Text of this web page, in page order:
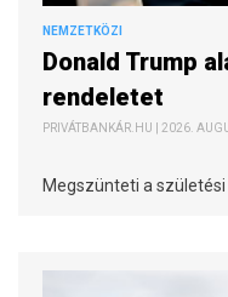
NEMZETKÖZI
Donald Trump
rendeletet
PRIVÁTBANKÁR.HU | 2026.
Megszünteti a